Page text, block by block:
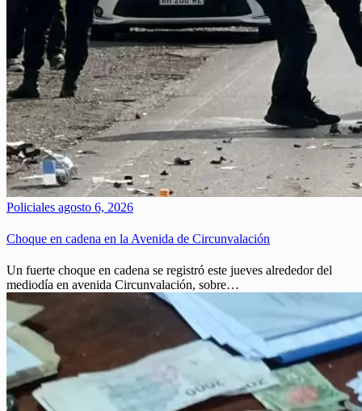
Policiales agosto 6, 2026
Choque en cadena en la Avenida de Circunvalación
Un fuerte choque en cadena se registró este jueves alrededor del
mediodía en avenida Circunvalación, sobre…